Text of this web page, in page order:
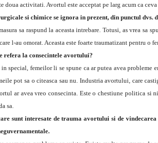
doua activitati. Avortul este acceptat pe larg acum ca
si chimice se ignora in prezent, din punctul dvs.
sa raspund la aceasta intrebare. Totusi, as vrea sa
l-au omorat. Aceasta este foarte traumatizant pentru o
refera la consecintele avortului?
special, femeilor li se spune ca ar putea avea probleme
pot sa o citeasca sau nu. Industria avortului, care
ar avea vreo consecinta. Este o chestiune politica si
sa.
sunt interesate de trauma avortului si de